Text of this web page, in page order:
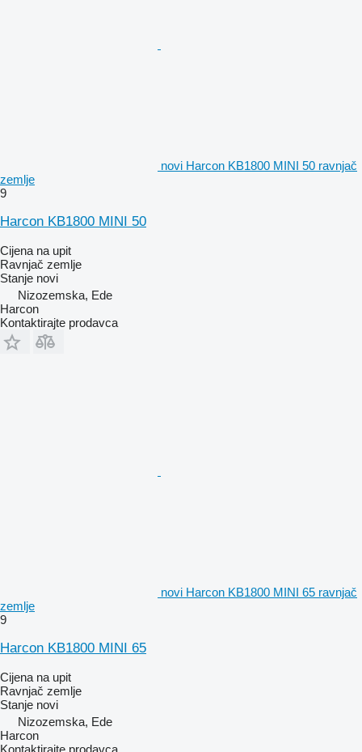
novi Harcon KB1800 MINI 50 ravnjač
zemlje
9
Harcon KB1800 MINI 50
Cijena na upit
Ravnjač zemlje
Stanje novi
Nizozemska, Ede
Harcon
Kontaktirajte prodavca
novi Harcon KB1800 MINI 65 ravnjač
zemlje
9
Harcon KB1800 MINI 65
Cijena na upit
Ravnjač zemlje
Stanje novi
Nizozemska, Ede
Harcon
Kontaktirajte prodavca